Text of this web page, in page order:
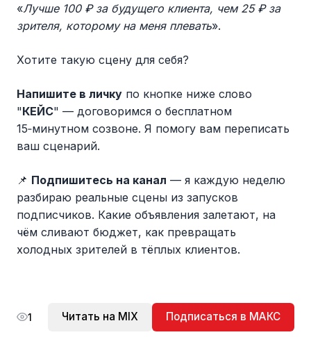
«Лучше 100 ₽ за будущего клиента, чем 25 ₽ за
зрителя, которому на меня плевать».
Хотите такую сцену для себя?
Напишите в личку по кнопке ниже слово
"КЕЙС" — договоримся о бесплатном
15‑минутном созвоне. Я помогу вам переписать
ваш сценарий.
📌 Подпишитесь на канал — я каждую неделю
разбираю реальные сцены из запусков
подписчиков. Какие объявления залетают, на
чём сливают бюджет, как превращать
холодных зрителей в тёплых клиентов.
1 Читать на MIX Подписаться в МАКС